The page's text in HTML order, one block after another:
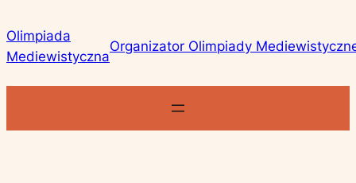
do
treści
Olimpiada
Mediewistyczna
Organizator Olimpiady